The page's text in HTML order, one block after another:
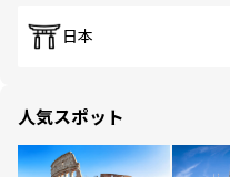
日本
人気スポット